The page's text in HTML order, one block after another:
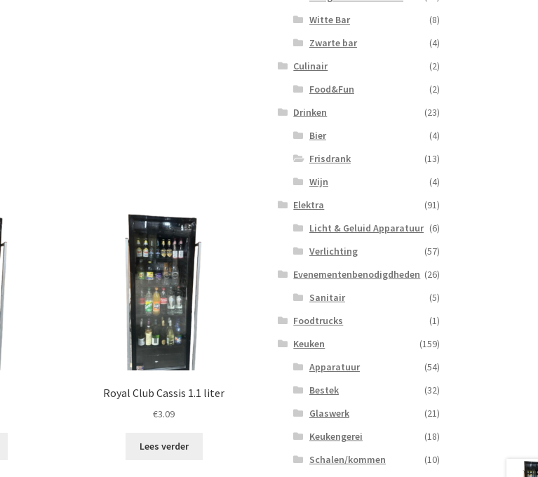
Royal Club Cassis 1.1 liter
€3.09
Lees verder
Witte Bar
(8)
Zwarte bar
(4)
Culinair
(2)
Food&Fun
(2)
Drinken
(23)
Bier
(4)
Frisdrank
(13)
Wijn
(4)
Elektra
(91)
Licht & Geluid Apparatuur (6)
Verlichting
(57)
Evenementenbenodigdheden (26)
Sanitair
(5)
Foodtrucks
(1)
Keuken
(159)
Apparatuur
(54)
Bestek
(32)
Glaswerk
(21)
Keukengerei
(18)
Schalen/kommen
(10)